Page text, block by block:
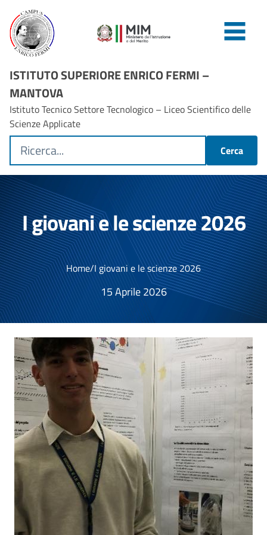
ISTITUTO SUPERIORE ENRICO FERMI –
MANTOVA
Istituto Tecnico Settore Tecnologico – Liceo Scientifico delle
Scienze Applicate
Cerca
I giovani e le scienze 2026
Home/I giovani e le scienze 2026
15 Aprile 2026